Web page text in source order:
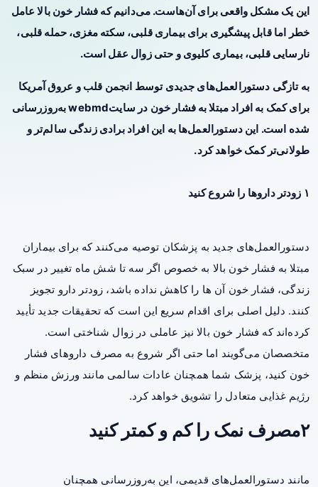
این یک مشکل واقعی برای آن‌هاست. می‌دانیم که فشار خون بالا عامل
خطر اما قابل پیشگیری برای بیماری قلبی، سکته مغزی، حمله قلبی،
نارسایی قلبی، بیماری کلیوی و حتی زوال عقل است.
به تازگی دستورالعمل‌های جدیدی توسط انجمن قلب و عروق آمریکا
برای کمک به افراد مبتلا به فشار خون در سایتwebmd به‌روزرسانی
شده است. این دستورالعمل‌ها به این افراد برادی زندگی سالم‌تر و
طولانی‌تر کمک خواهد کرد.
۱ زودتر داروها را شروع کنید
دستورالعمل‌های جدید به پزشکان توصیه می‌کنند که برای بیماران
مبتلا به فشار خون بالا به خصوص اگر سه تا شش ماه تغییر در سبک
زندگی، فشار خون آن ها را کاهش نداده باشد، زودتر دارو تجویز
کنند. دلیل اصلی برای اقدام سریع این است که تحقیقات جدید تأیید
کرده‌اند که فشار خون بالا نیز عاملی در زوال شناختی است.
متخصصان می‌گویند اما حتی اگر شروع به مصرف داروهای فشار
خون کنید، پزشک شما همچنان عادات سالمی مانند ورزش منظم و
رژیم غذایی متعادل را تشویق خواهد کرد.
۲مصرف نمک را کم و کمتر کنید
مانند دستورالعمل‌های قدیمی، این به‌روزرسانی همچنان